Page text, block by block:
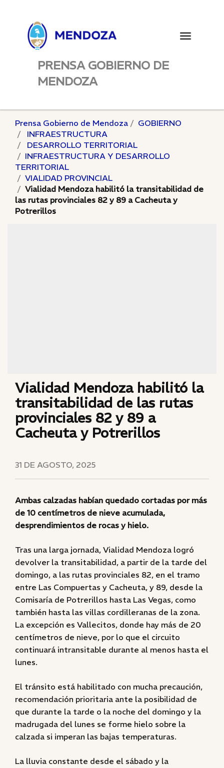
Toggle
PRENSA GOBIERNO DE
MENDOZA
Prensa Gobierno de Mendoza
GOBIERNO
INFRAESTRUCTURA
DESARROLLO TERRITORIAL
INFRAESTRUCTURA Y DESARROLLO
TERRITORIAL
VIALIDAD PROVINCIAL
Vialidad Mendoza habilitó la transitabilidad de
las rutas provinciales 82 y 89 a Cacheuta y
Potrerillos
Vialidad Mendoza habilitó la
transitabilidad de las rutas
provinciales 82 y 89 a
Cacheuta y Potrerillos
31 DE AGOSTO, 2025
Ambas calzadas habían quedado cortadas por más
de 10 centímetros de nieve acumulada,
desprendimientos de rocas y hielo.
Tras una larga jornada, Vialidad Mendoza logró
devolver la transitabilidad, a partir de la tarde del
domingo, a las rutas provinciales 82, en el tramo
entre Las Compuertas y Cacheuta, y 89, desde la
Comisaría de Potrerillos hasta Las Vegas, como
también hasta las villas cordilleranas de la zona.
La excepción es Vallecitos, donde hay más de 20
centímetros de nieve, por lo que el circuito
continuará intransitable durante al menos hasta el
lunes.
El tránsito está habilitado con mucha precaución,
recomendación prioritaria ante la posibilidad de
que durante la tarde o la noche del domingo y la
madrugada del lunes se forme hielo sobre la
calzada si imperan las bajas temperaturas.
La lluvia constante desde el sábado y la